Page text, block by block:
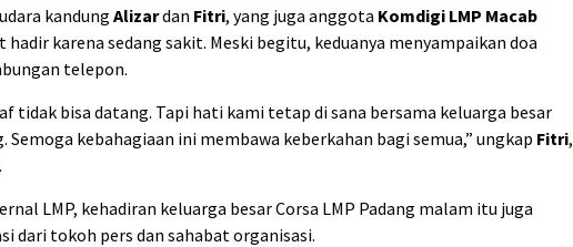
kandung Alizardan Fitri, yang juga anggota Komdigi LMP Macab
hadir karena sedang sakit. Meski begitu, keduanya menyampaikan doa
telepon.
tidak bisa datang. Tapi hati kami tetap di sana bersama keluarga besar
Semoga kebahagiaan ini membawa keberkahan bagi semua,” ungkap Fitri,
.
LMP, kehadiran keluarga besar Corsa LMP Padang malam itu juga
dari tokoh pers dan sahabat organisasi.